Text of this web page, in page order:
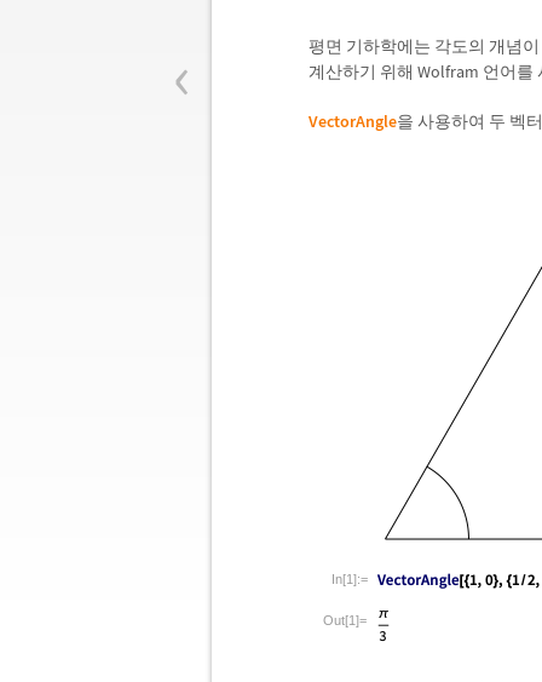
‹
평면 기하학에는 각도의 개념
계산하기 위해 Wolfram 언어를
VectorAngle을 사용하여 두 벡
In[1]:=
Out[1]=